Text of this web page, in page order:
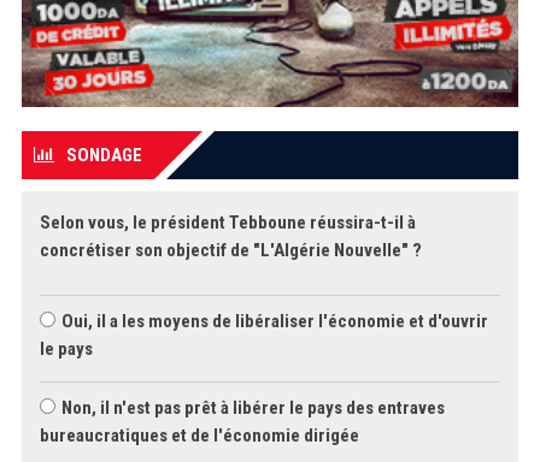
SONDAGE
Selon vous, le président Tebboune réussira-t-il à
concrétiser son objectif de "L'Algérie Nouvelle" ?
Oui, il a les moyens de libéraliser l'économie et d'ouvrir
le pays
Non, il n'est pas prêt à libérer le pays des entraves
bureaucratiques et de l'économie dirigée